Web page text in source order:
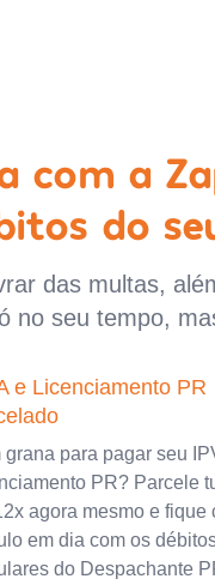
com a
do
das multas,
no seu tempo,
e Licenciamento PR
grana para pagar seu
PR? Parcele
agora mesmo e fique
em dia com os
do Despachante